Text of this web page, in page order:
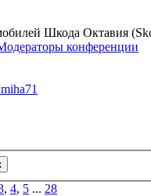
Шкода Октавия
конференции
, 4, 5 ... 28